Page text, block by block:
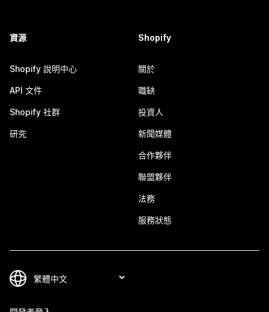
資源
Shopify 說明中心
API 文件
Shopify 社群
研究
Shopify
關於
職缺
投資人
新聞媒體
合作夥伴
聯盟夥伴
法務
服務狀態